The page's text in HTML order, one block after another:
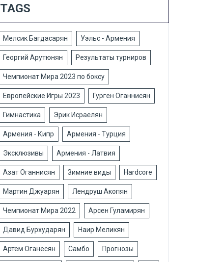
TAGS
Мелсик Багдасарян Уэльс - Армения
Георгий Арутюнян Результаты турниров
Чемпионат Мира 2023 по боксу
Европейские Игры 2023 Гурген Оганнисян
Гимнастика Эрик Исраелян
Армения - Кипр Армения - Турция
Эксклюзивы Армения - Латвия
Азат Оганнисян Зимние виды Hardcore
Мартин Джуарян Лендруш Акопян
Чемпионат Мира 2022 Арсен Гуламирян
Давид Бурхударян Наир Меликян
Артем Оганесян Самбо Прогнозы